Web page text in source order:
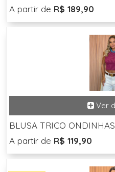
A partir de R$ 189,90
BLUSA TRICO ONDINHAS
A partir de R$ 119,90